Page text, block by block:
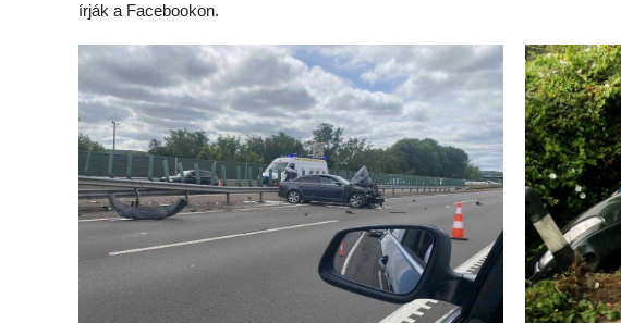
írják a Facebookon.